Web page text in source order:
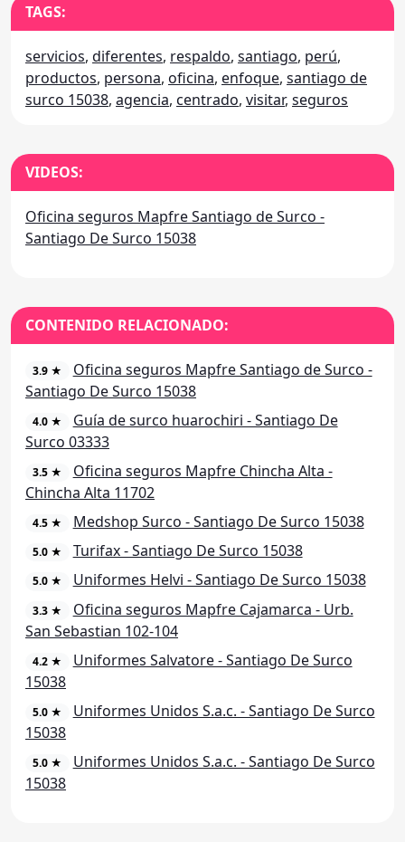
TAGS:
servicios, diferentes, respaldo, santiago, perú,
productos, persona, oficina, enfoque, santiago de
surco 15038, agencia, centrado, visitar, seguros
VIDEOS:
Oficina seguros Mapfre Santiago de Surco -
Santiago De Surco 15038
CONTENIDO RELACIONADO:
3.9 ★
Oficina seguros Mapfre Santiago de Surco -
Santiago De Surco 15038
4.0 ★
Guía de surco huarochiri - Santiago De
Surco 03333
3.5 ★
Oficina seguros Mapfre Chincha Alta -
Chincha Alta 11702
4.5 ★ Medshop Surco - Santiago De Surco 15038
5.0 ★ Turifax - Santiago De Surco 15038
5.0 ★ Uniformes Helvi - Santiago De Surco 15038
3.3 ★
Oficina seguros Mapfre Cajamarca - Urb.
San Sebastian 102-104
4.2 ★
Uniformes Salvatore - Santiago De Surco
15038
5.0 ★
Uniformes Unidos S.a.c. - Santiago De Surco
15038
5.0 ★
Uniformes Unidos S.a.c. - Santiago De Surco
15038